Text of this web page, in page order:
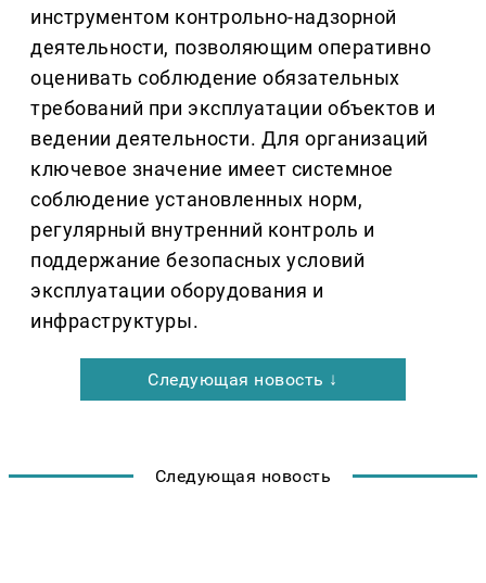
инструментом контрольно-надзорной
деятельности, позволяющим оперативно
оценивать соблюдение обязательных
требований при эксплуатации объектов и
ведении деятельности. Для организаций
ключевое значение имеет системное
соблюдение установленных норм,
регулярный внутренний контроль и
поддержание безопасных условий
эксплуатации оборудования и
инфраструктуры.
Следующая новость ↓
Следующая новость